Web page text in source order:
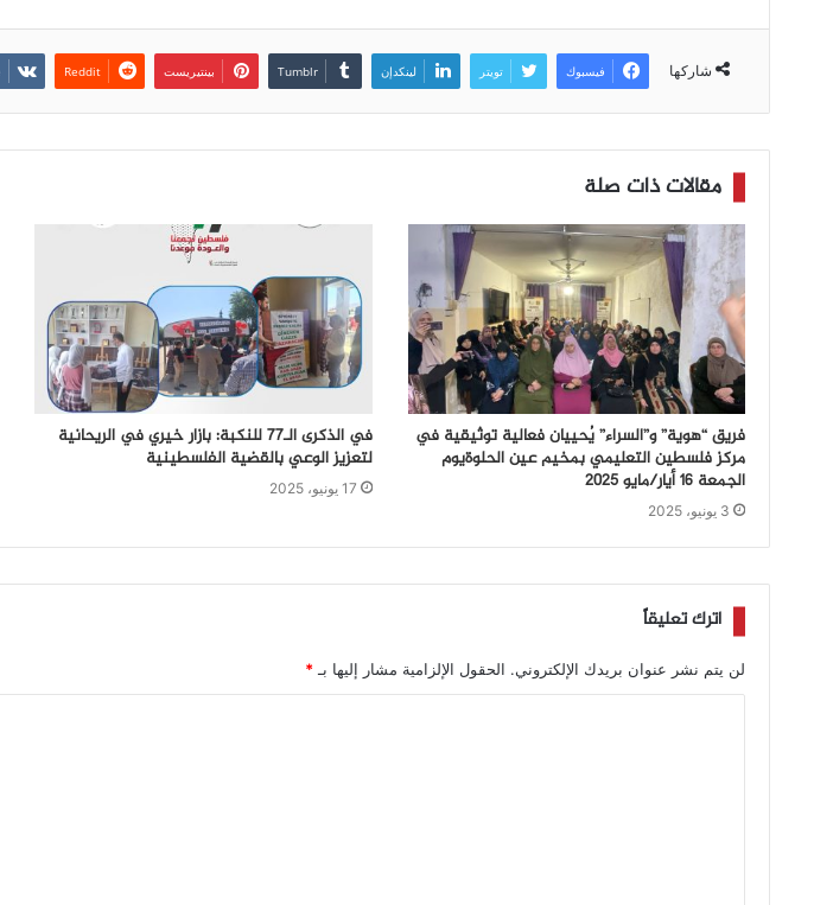
شاركها فيسبوك تويتر لينكدإن بينتيريست
مقالات ذات صلة
فريق “هوية” و”السراء” يُحييان فعالية توثيقية في
مركز فلسطين التعليمي بمخيم عين الحلوةيوم
الجمعة 16 أيار/مايو 2025
3 يونيو، 2025
في الذكرى الـ77 للنكبة: بازار خيري في الريحانية
لتعزيز الوعي بالقضية الفلسطينية
17 يونيو، 2025
اترك تعليقاً
لن يتم نشر عنوان بريدك الإلكتروني. الحقول الإلزامية مشار إليها بـ*